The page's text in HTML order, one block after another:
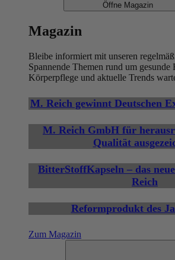
Öffne Magazin
Magazin
Bleibe informiert mit unseren
Spannende Themen rund um gesunde
Körperpflege und aktuelle Trends
M. Reich gewinnt Deutschen
M. Reich GmbH für
Qualität
BitterStoffKapseln – das
Reich
Reformprodukt des
Zum Magazin